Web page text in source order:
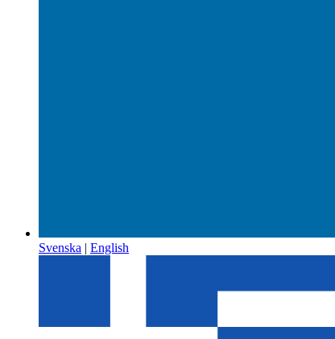
Svenska | English